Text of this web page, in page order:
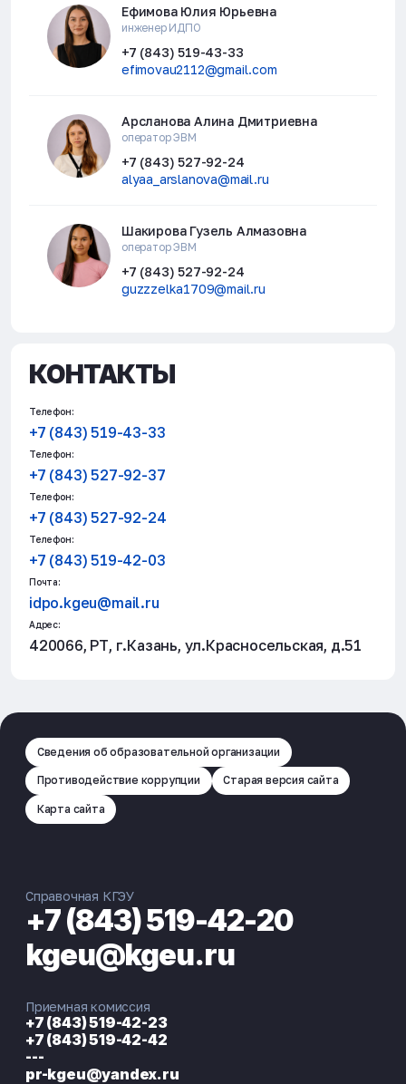
Ефимова Юлия Юрьевна
инженер ИДПО
+7 (843) 519-43-33
efimovau2112@gmail.com
Арсланова Алина Дмитриевна
оператор ЭВМ
+7 (843) 527-92-24
alyaa_arslanova@mail.ru
Шакирова Гузель Алмазовна
оператор ЭВМ
+7 (843) 527-92-24
guzzzelka1709@mail.ru
КОНТАКТЫ
Телефон:
+7 (843) 519-43-33
Телефон:
+7 (843) 527-92-37
Телефон:
+7 (843) 527-92-24
Телефон:
+7 (843) 519-42-03
Почта:
idpo.kgeu@mail.ru
Адрес:
420066, РТ, г.Казань, ул.Красносельская, д.51
Сведения об образовательной организации
Противодействие коррупции Старая версия сайта
Карта сайта
Справочная КГЭУ
+7 (843) 519-42-20
kgeu@kgeu.ru
Приемная комиссия
+7 (843) 519-42-23
+7 (843) 519-42-42
---
pr-kgeu@yandex.ru